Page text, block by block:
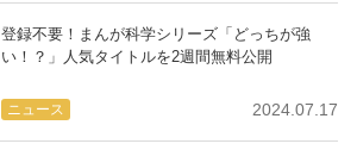
ニュース 2024.07.17
登録不要！まんが科学シリーズ「どっちが強
い！？」人気タイトルを2週間無料公開